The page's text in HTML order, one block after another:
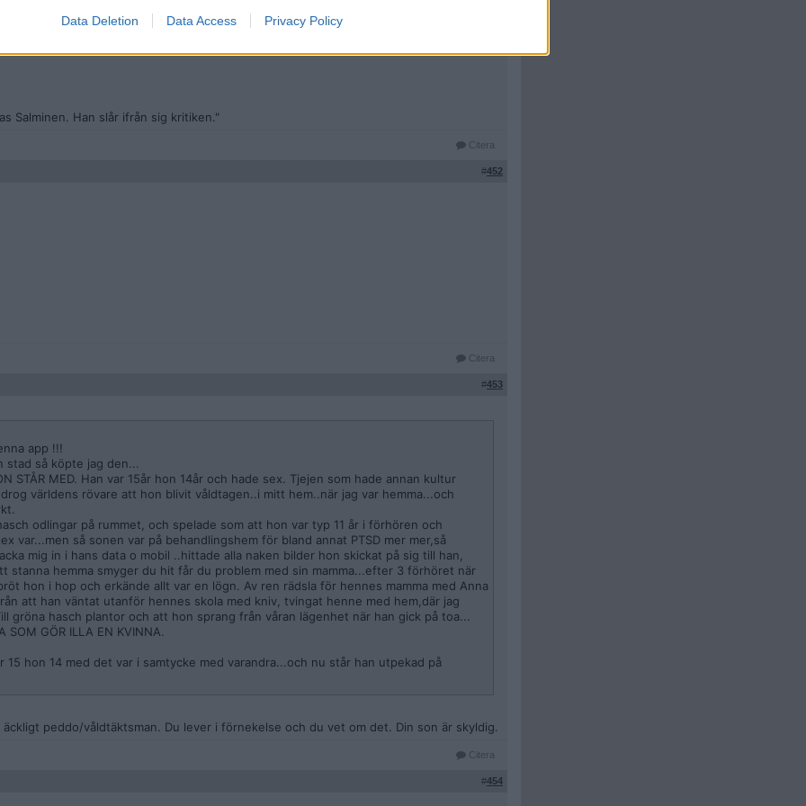
Data Deletion Data Access Privacy Policy
hon 14 med det var i samtycke med varandra...och nu står han utpekad på
till horan som skapat denna app och har ingen koll.
med aset och kan be han ta bort det hon ljög om,och att han nyss fyllda 15 år
fram och hennes mamma förstod.
Salminen. Han slår ifrån sig kritiken."
Citera
#452
Citera
#453
app !!!
så köpte jag den...
STÅR MED. Han var 15år hon 14år och hade sex. Tjejen som hade annan kultur
världens rövare att hon blivit våldtagen..i mitt hem..när jag var hemma...och
odlingar på rummet, och spelade som att hon var typ 11 år i förhören och
var...men så sonen var på behandlingshem för bland annat PTSD mer mer,så
mig in i hans data o mobil ..hittade alla naken bilder hon skickat på sig till han,
stanna hemma smyger du hit får du problem med sin mamma...efter 3 förhöret när
hon i hop och erkände allt var en lögn. Av ren rädsla för hennes mamma med Anna
att han väntat utanför hennes skola med kniv, tvingat henne med hem,där jag
gröna hasch plantor och att hon sprang från våran lägenhet när han gick på toa...
SOM GÖR ILLA EN KVINNA.
15 hon 14 med det var i samtycke med varandra...och nu står han utpekad på
till horan som skapat denna app och har ingen koll.
fram och hennes mamma förstod.
peddo/våldtäktsman. Du lever i förnekelse och du vet om det. Din son är skyldig.
Citera
#454